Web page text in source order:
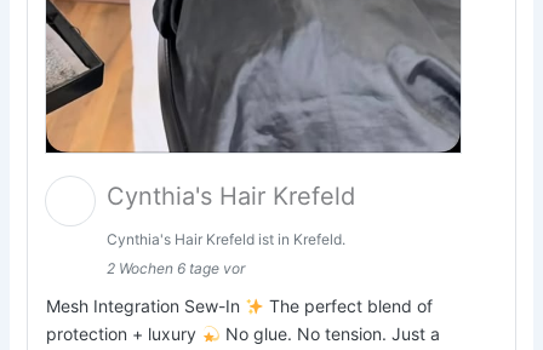
Cynthia's Hair Krefeld
Cynthia's Hair Krefeld ist in Krefeld.
2 Wochen 6 tage vor
Mesh Integration Sew-In
The perfect blend of
protection + luxury
No glue. No tension. Just a